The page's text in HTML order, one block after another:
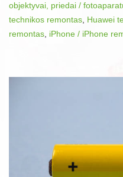
objektyvai, priedai /
technikos remontas Huawei
remontas iPhone / iPhone